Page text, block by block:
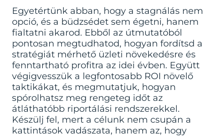
Egyetértünk abban, hogy a stagnálás nem
opció, és a büdzsédet sem égetni, hanem
fialtatni akarod. Ebből az útmutatóból
pontosan megtudhatod, hogyan fordítsd a
stratégiát mérhető üzleti növekedésre és
fenntartható profitra az idei évben. Együtt
végigvesszük a legfontosabb ROI növelő
taktikákat, és megmutatjuk, hogyan
spórolhatsz meg rengeteg időt az
átláthatóbb riportálási rendszerekkel.
Készülj fel, mert a célunk nem csupán a
kattintások vadászata, hanem az, hogy